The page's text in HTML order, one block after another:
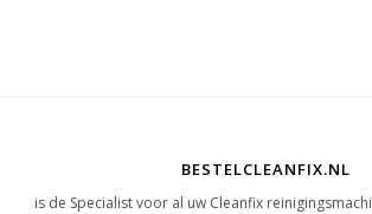
BESTELCLEANFIX.NL
is de Specialist voor al uw Cleanfix